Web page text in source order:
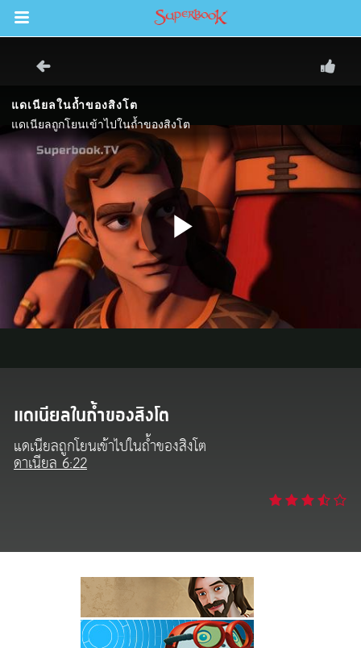
Return to Content
ามรู้
ๆ
ร์
คัมภีร์
าใช้
ยน
แดเนียลในถ้ำของสิงโต
แดเนียลถูกโยนเข้าไปในถ้ำของสิงโต
ดาเนียล 6:22